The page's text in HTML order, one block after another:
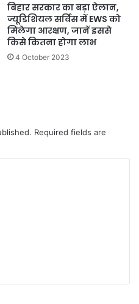
बिहार सरकार का बड़ा ऐलान,
ज्यूडिशियल सर्विस में EWS को
मिलेगा आरक्षण, जानें इससे
किसे कितना होगा लाभ
4 October 2023
Required fields are